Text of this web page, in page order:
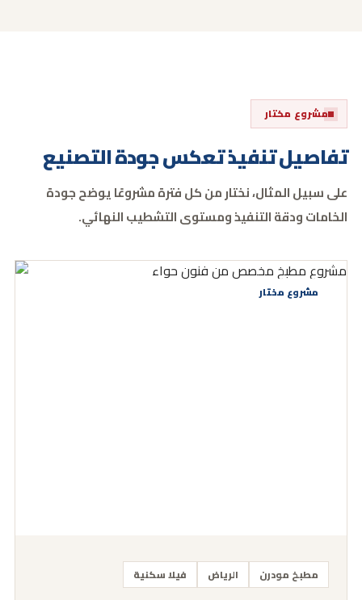
مشروع مختار
تفاصيل تنفيذ تعكس جودة التصنيع
على سبيل المثال، نختار من كل فترة مشروعًا يوضح جودة
الخامات ودقة التنفيذ ومستوى التشطيب النهائي.
مشروع مختار
مطبخ مودرن الرياض فيلا سكنية